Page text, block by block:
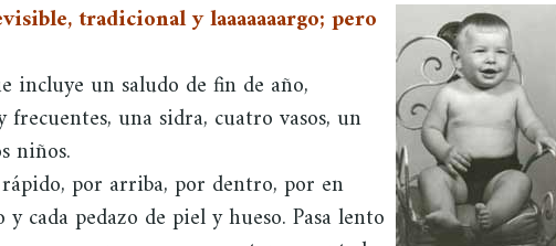
tradicional y laaaaaaargo; pero
incluye un saludo de fin de año,
frecuentes, una sidra, cuatro vasos, un
niños.
por arriba, por dentro, por en
cada pedazo de piel y hueso. Pasa lento